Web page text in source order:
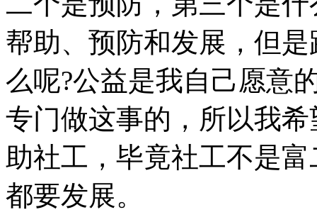
帮助、预防和发展，但
么呢?公益是我自己愿意
专门做这事的，所以我
助社工，毕竟社工不是
都要发展。